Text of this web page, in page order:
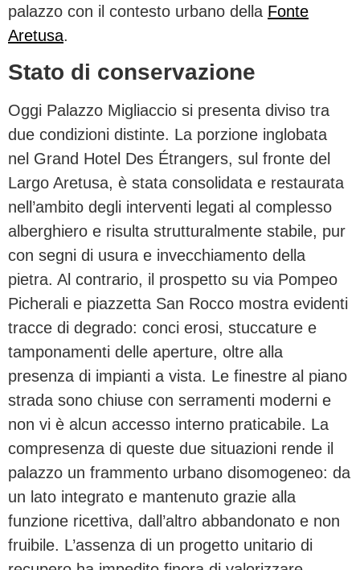
palazzo con il contesto urbano della Fonte
Aretusa.
Stato di conservazione
Oggi Palazzo Migliaccio si presenta diviso tra
due condizioni distinte. La porzione inglobata
nel Grand Hotel Des Étrangers, sul fronte del
Largo Aretusa, è stata consolidata e restaurata
nell’ambito degli interventi legati al complesso
alberghiero e risulta strutturalmente stabile, pur
con segni di usura e invecchiamento della
pietra. Al contrario, il prospetto su via Pompeo
Picherali e piazzetta San Rocco mostra evidenti
tracce di degrado: conci erosi, stuccature e
tamponamenti delle aperture, oltre alla
presenza di impianti a vista. Le finestre al piano
strada sono chiuse con serramenti moderni e
non vi è alcun accesso interno praticabile. La
compresenza di queste due situazioni rende il
palazzo un frammento urbano disomogeneo: da
un lato integrato e mantenuto grazie alla
funzione ricettiva, dall’altro abbandonato e non
fruibile. L’assenza di un progetto unitario di